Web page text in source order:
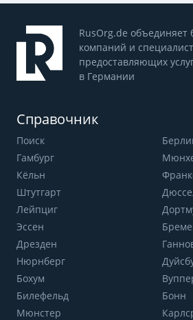
RusOrg.de объединяет
компаний и
предоставляющих
в Германии
Справочник
Поиск
Гамбург
Кёльн
Штутгарт
Лейпциг
Эссен
Дрезден
Нюрнберг
Бохум
Билефельд
Бонн
Мюнстер